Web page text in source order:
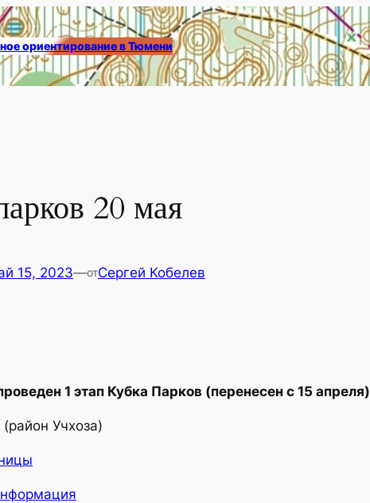
ориентирование в Тюмени
20 мая
15, 2023—отСергей Кобелев
1 этап Кубка Парков (перенесен с 15 апреля)
Учхоза)